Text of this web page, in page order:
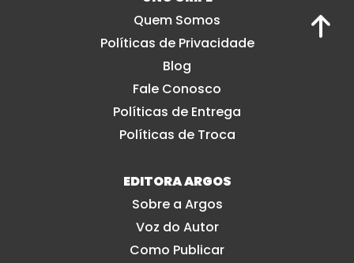
Quem Somos
Políticas de Privacidade
Blog
Fale Conosco
Políticas de Entrega
Políticas de Troca
EDITORA ARGOS
Sobre a Argos
Voz do Autor
Como Publicar